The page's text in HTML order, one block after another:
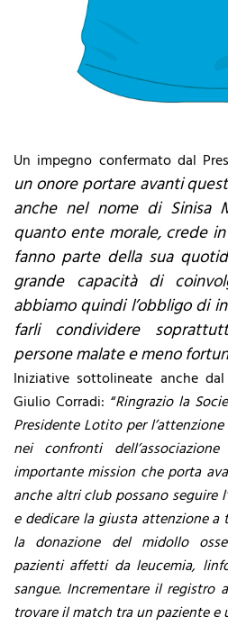
Un impegno confermato dal
un onore portare avanti
anche nel nome di Sinisa
quanto ente morale, crede
fanno parte della sua
grande capacità di
abbiamo quindi l’obbligo di
farli condividere
persone malate e meno
Iniziative sottolineate anche
Giulio Corradi: “Ringrazio la
Presidente Lotito per
nei confronti
importante mission che porta
anche altri club possano seguire
e dedicare la giusta attenzione
la donazione del midollo
pazienti affetti da leucemia,
sangue. Incrementare il registro
trovare il match tra un paziente e